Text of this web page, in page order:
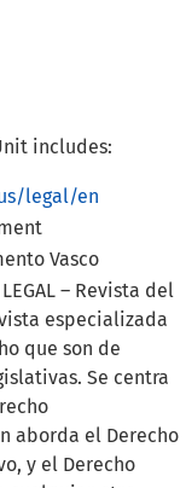
includes:
legal/en
Vasco
– Revista del
especializada
que son de
Se centra
aborda el Derecho
y el Derecho